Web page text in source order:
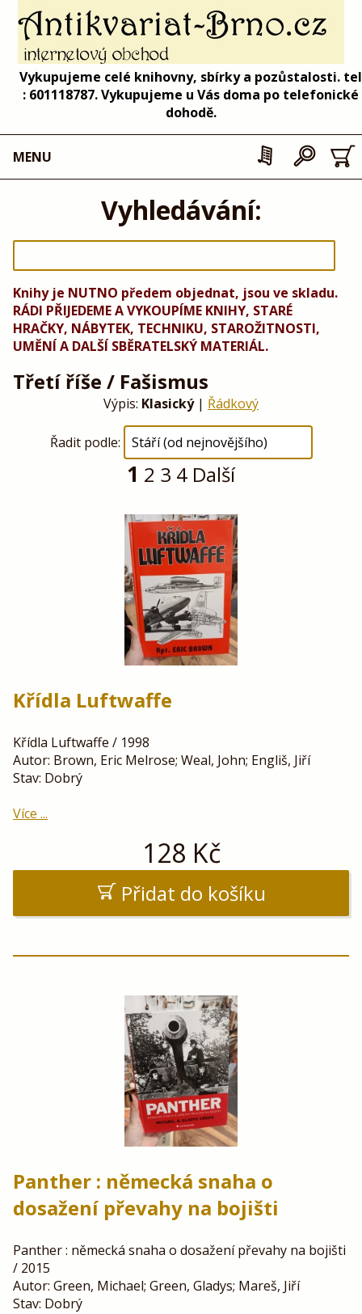
Vykupujeme celé knihovny, sbírky a pozůstalosti. tel
: 601118787. Vykupujeme u Vás doma po telefonické
dohodě.
MENU
Vyhledávání:
Knihy je NUTNO předem objednat, jsou ve skladu.
RÁDI PŘIJEDEME A VYKOUPÍME KNIHY, STARÉ
HRAČKY, NÁBYTEK, TECHNIKU, STAROŽITNOSTI,
UMĚNÍ A DALŠÍ SBĚRATELSKÝ MATERIÁL.
Třetí říše / Fašismus
Výpis: Klasický| Řádkový
Řadit podle:
1 2 3 4 Další
Křídla Luftwaffe
Křídla Luftwaffe / 1998
Autor: Brown, Eric Melrose; Weal, John; Engliš, Jiří
Stav: Dobrý
Více ...
128 Kč
Přidat do košíku
Panther : německá snaha o
dosažení převahy na bojišti
Panther : německá snaha o dosažení převahy na bojišti
/ 2015
Autor: Green, Michael; Green, Gladys; Mareš, Jiří
Stav: Dobrý